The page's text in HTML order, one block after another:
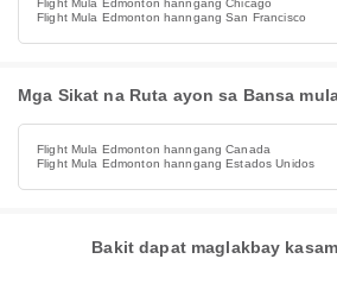
Flight Mula Edmonton hanngang Chicago
Flight Mula Edmonton hanngang San Francisco
Mga Sikat na Ruta ayon sa Bansa
Flight Mula Edmonton hanngang Canada
Flight Mula Edmonton hanngang Estados Unidos
Bakit dapat maglakbay